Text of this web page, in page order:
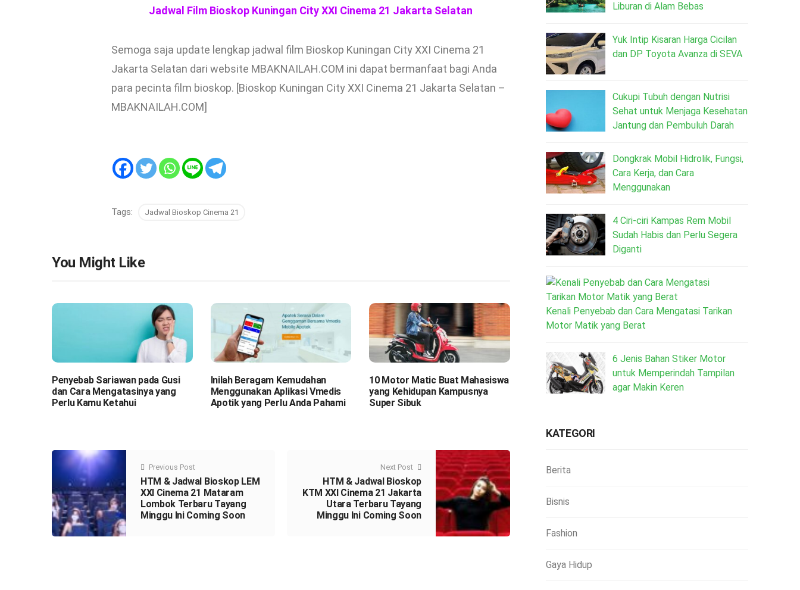
Jadwal Film Bioskop Kuningan City XXI Cinema 21 Jakarta Selatan
Semoga saja update lengkap jadwal film Bioskop Kuningan City XXI Cinema 21
Jakarta Selatan dari website MBAKNAILAH.COM ini dapat bermanfaat bagi Anda
para pecinta film bioskop. [Bioskop Kuningan City XXI Cinema 21 Jakarta Selatan –
MBAKNAILAH.COM]
Tags: Jadwal Bioskop Cinema 21
You Might Like
Penyebab Sariawan pada Gusi
dan Cara Mengatasinya yang
Perlu Kamu Ketahui
Inilah Beragam Kemudahan
Menggunakan Aplikasi Vmedis
Apotik yang Perlu Anda Pahami
10 Motor Matic Buat Mahasiswa
yang Kehidupan Kampusnya
Super Sibuk
Previous Post
HTM & Jadwal Bioskop LEM
XXI Cinema 21 Mataram
Lombok Terbaru Tayang
Minggu Ini Coming Soon
Next Post
HTM & Jadwal Bioskop
KTM XXI Cinema 21 Jakarta
Utara Terbaru Tayang
Minggu Ini Coming Soon
Liburan di Alam Bebas
Yuk Intip Kisaran Harga Cicilan
dan DP Toyota Avanza di SEVA
Cukupi Tubuh dengan Nutrisi
Sehat untuk Menjaga Kesehatan
Jantung dan Pembuluh Darah
Dongkrak Mobil Hidrolik, Fungsi,
Cara Kerja, dan Cara
Menggunakan
4 Ciri-ciri Kampas Rem Mobil
Sudah Habis dan Perlu Segera
Diganti
Kenali Penyebab dan Cara Mengatasi Tarikan
Motor Matik yang Berat
6 Jenis Bahan Stiker Motor
untuk Memperindah Tampilan
agar Makin Keren
KATEGORI
Berita
Bisnis
Fashion
Gaya Hidup